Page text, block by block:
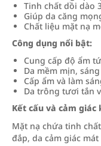
Tinh chất dồi dào
Giúp da căng
Chất liệu mặt nạ
Công dụng nổi bật:
Cung cấp độ ẩm
Da mềm mịn,
Cấp ẩm và làm
Da trông tươi tắn
Kết cấu và cảm giác
Mặt nạ chứa tinh
đắp, da cảm giác